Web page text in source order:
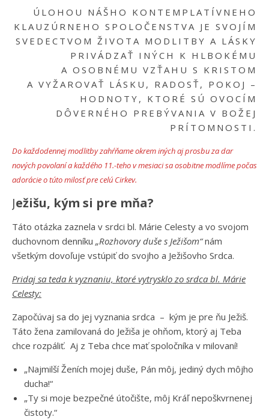
ÚLOHOU NÁŠHO KONTEMPLATÍVNEHO
KLAUZÚRNEHO SPOLOČENSTVA JE SVOJÍM
SVEDECTVOM ŽIVOTA MODLITBY A LÁSKY
PRIVÁDZAŤ INÝCH K HLBOKÉMU
A OSOBNÉMU VZŤAHU S KRISTOM
A VYŽAROVAŤ LÁSKU, RADOSŤ, POKOJ –
HODNOTY, KTORÉ SÚ OVOCÍM
DÔVERNÉHO PREBÝVANIA V BOŽEJ
PRÍTOMNOSTI.
Do každodennej modlitby zahŕňame okrem iných aj prosbu za dar
nových povolaní a každého 11.-teho v mesiaci sa osobitne modlíme počas
adorácie o túto milosť pre celú Cirkev.
Ježišu, kým si pre mňa?
Táto otázka zaznela v srdci bl. Márie Celesty a vo svojom
duchovnom denníku „Rozhovory duše s Ježišom“nám
všetkým dovoľuje vstúpiť do svojho a Ježišovho Srdca.
Pridaj sa teda k vyznaniu, ktoré vytrysklo zo srdca bl. Márie
Celesty:
Započúvaj sa do jej vyznania srdca – kým je pre ňu Ježiš.
Táto žena zamilovaná do Ježiša je ohňom, ktorý aj Teba
chce rozpáliť. Aj z Teba chce mať spoločníka v milovaní!
„Najmilší Ženích mojej duše, Pán môj, jediný dych môjho
ducha!“
„Ty si moje bezpečné útočište, môj Kráľ nepoškvrnenej
čistoty.“